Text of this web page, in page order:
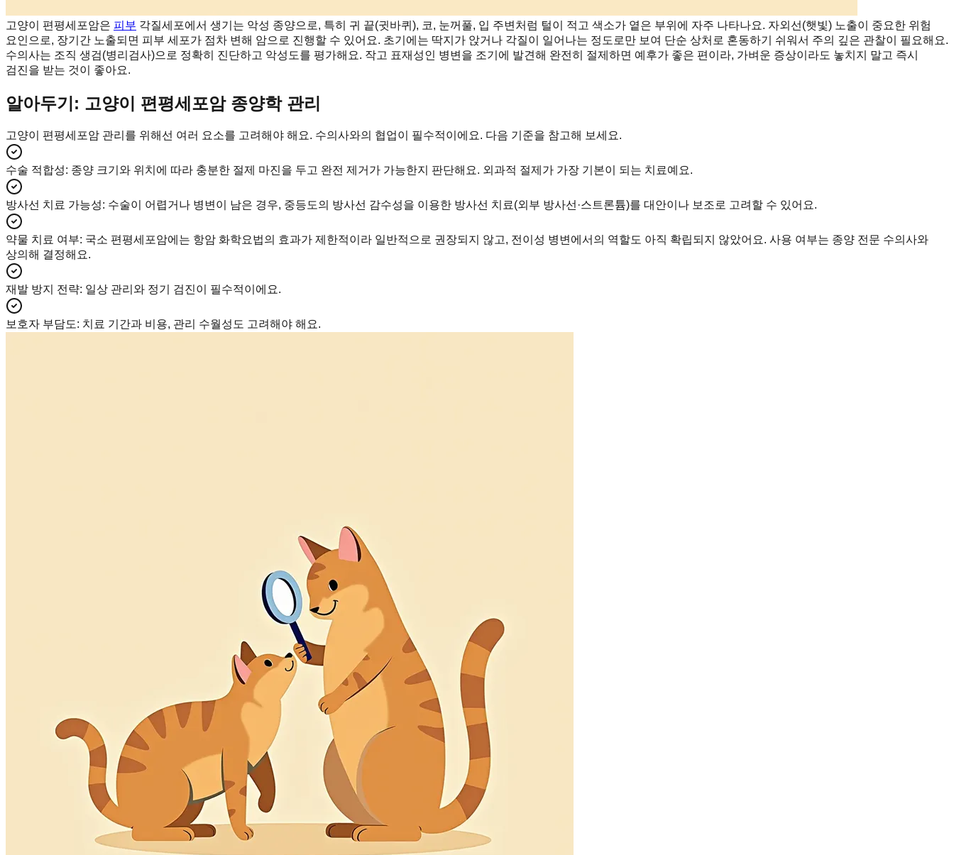
고양이 편평세포암은 피부 각질세포에서 생기는 악성 종양으로, 특히 귀 끝(귓바퀴), 코, 눈꺼풀, 입 주변처럼 털이 적고 색소가 옅은 부위에 자주 나타나요. 자외선(햇빛) 노출이 중요한 위험
요인으로, 장기간 노출되면 피부 세포가 점차 변해 암으로 진행할 수 있어요. 초기에는 딱지가 앉거나 각질이 일어나는 정도로만 보여 단순 상처로 혼동하기 쉬워서 주의 깊은 관찰이 필요해요.
수의사는 조직 생검(병리검사)으로 정확히 진단하고 악성도를 평가해요. 작고 표재성인 병변을 조기에 발견해 완전히 절제하면 예후가 좋은 편이라, 가벼운 증상이라도 놓치지 말고 즉시
검진을 받는 것이 좋아요.
알아두기: 고양이 편평세포암 종양학 관리
고양이 편평세포암 관리를 위해선 여러 요소를 고려해야 해요. 수의사와의 협업이 필수적이에요. 다음 기준을 참고해 보세요.
수술 적합성: 종양 크기와 위치에 따라 충분한 절제 마진을 두고 완전 제거가 가능한지 판단해요. 외과적 절제가 가장 기본이 되는 치료예요.
방사선 치료 가능성: 수술이 어렵거나 병변이 남은 경우, 중등도의 방사선 감수성을 이용한 방사선 치료(외부 방사선·스트론튬)를 대안이나 보조로 고려할 수 있어요.
약물 치료 여부: 국소 편평세포암에는 항암 화학요법의 효과가 제한적이라 일반적으로 권장되지 않고, 전이성 병변에서의 역할도 아직 확립되지 않았어요. 사용 여부는 종양 전문 수의사와
상의해 결정해요.
재발 방지 전략: 일상 관리와 정기 검진이 필수적이에요.
보호자 부담도: 치료 기간과 비용, 관리 수월성도 고려해야 해요.